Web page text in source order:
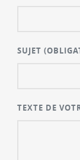
SUJET
TEXTE DE